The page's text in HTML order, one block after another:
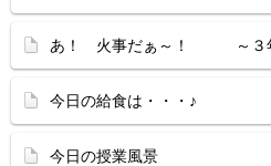
あ！ 火事だぁ～！ ～３年
今日の給食は・・・♪
今日の授業風景